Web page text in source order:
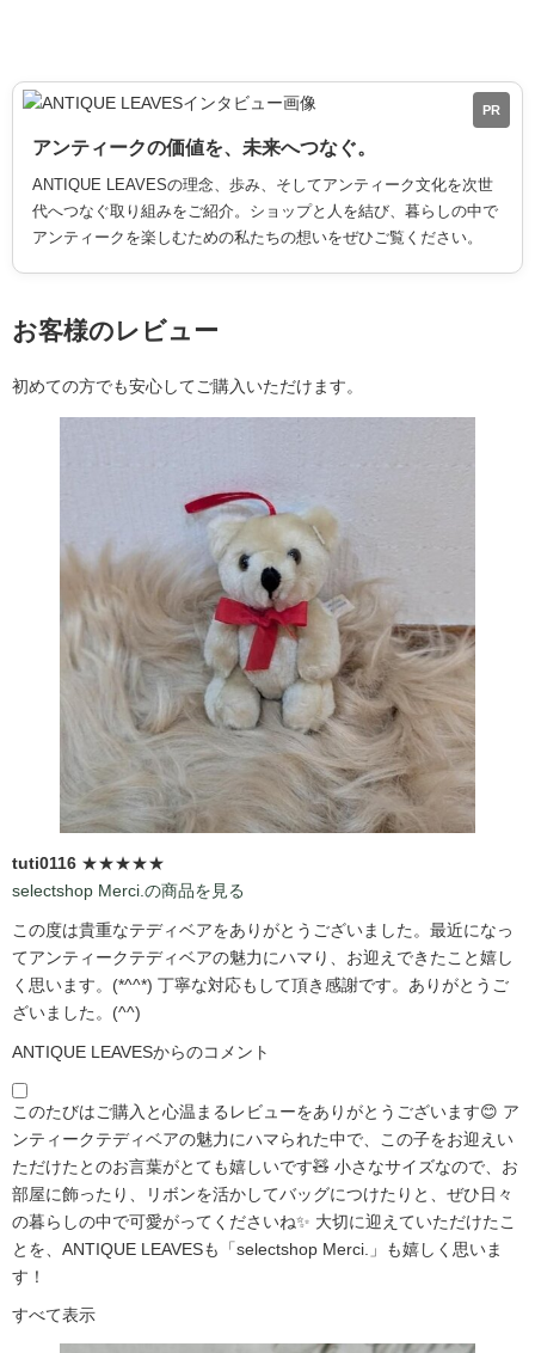
PR
アンティークの価値を、未来へつなぐ。
ANTIQUE LEAVESの理念、歩み、そしてアンティーク文化を次世
代へつなぐ取り組みをご紹介。ショップと人を結び、暮らしの中で
アンティークを楽しむための私たちの想いをぜひご覧ください。
お客様のレビュー
初めての方でも安心してご購入いただけます。
tuti0116 ★★★★★
selectshop Merci.の商品を見る
この度は貴重なテディベアをありがとうございました。最近になっ
てアンティークテディベアの魅力にハマり、お迎えできたこと嬉し
く思います。(*^^*) 丁寧な対応もして頂き感謝です。ありがとうご
ざいました。(^^)
ANTIQUE LEAVESからのコメント
このたびはご購入と心温まるレビューをありがとうございます😊 ア
ンティークテディベアの魅力にハマられた中で、この子をお迎えい
ただけたとのお言葉がとても嬉しいです🧸 小さなサイズなので、お
部屋に飾ったり、リボンを活かしてバッグにつけたりと、ぜひ日々
の暮らしの中で可愛がってくださいね✨ 大切に迎えていただけたこ
とを、ANTIQUE LEAVESも「selectshop Merci.」も嬉しく思いま
す！
すべて表示